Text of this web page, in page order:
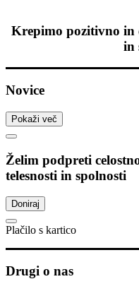
Krepimo pozitivno in
in
Novice
Pokaži več
Želim podpreti
telesnosti in spolnosti
Doniraj
Plačilo s kartico
Drugi o nas